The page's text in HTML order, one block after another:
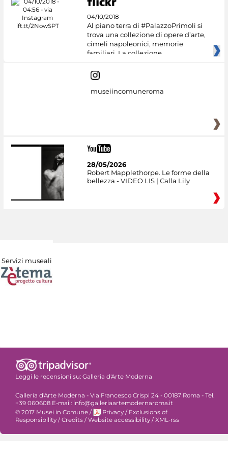
04/10/2018
Al piano terra di #PalazzoPrimoli si
trova una collezione di opere d’arte,
cimeli napoleonici, memorie
familiari. La collezione
museiincomuneroma
28/05/2026
Robert Mapplethorpe. Le forme della
bellezza - VIDEO LIS | Calla Lily
Servizi museali
Leggi le recensioni su: Galleria d'Arte Moderna
Galleria d'Arte Moderna - Via Francesco Crispi 24 - 00187 Roma - Tel.
+39 060608 E-mail: info@galleriaartemodernaroma.it
© 2017 Musei in Comune / Privacy / Exclusions of
Responsibility / Credits / Website accessibility / XML-rss